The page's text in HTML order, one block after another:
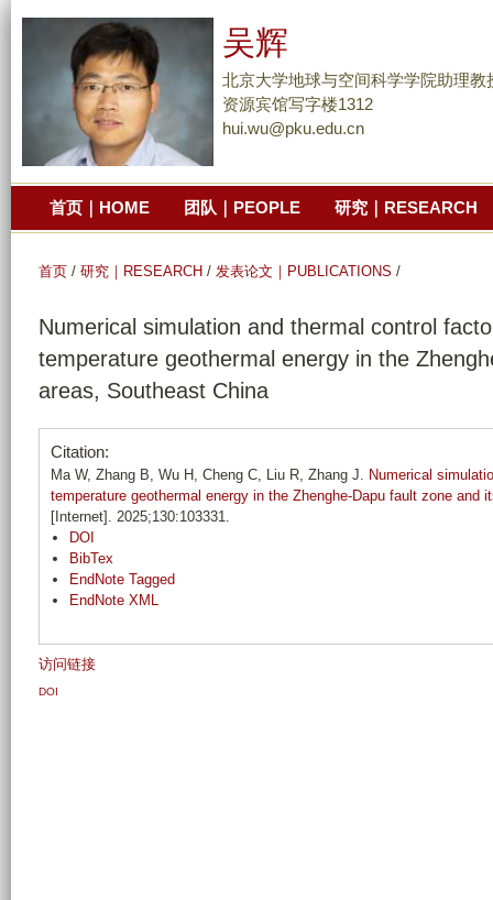
到
主
要
分
吴辉
北京大学地球与空间科学学院助理教
资源宾馆写字楼1312
hui.wu@pku.edu.cn
首页｜HOME 团队｜PEOPLE 研究｜RESEARCH
首页 / 研究｜RESEARCH / 发表论文｜PUBLICATIONS /
Numerical simulation and thermal control
temperature geothermal energy in the
areas, Southeast China
Citation:
Ma W, Zhang B, Wu H, Cheng C, Liu R, Zhang J. Numerical
temperature geothermal energy in the Zhenghe-Dapu fault zone and
[Internet]. 2025;130:103331.
DOI
BibTex
EndNote Tagged
EndNote XML
访问链接
DOI